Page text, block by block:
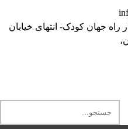
راه جهان کودک- انتهای خیابان